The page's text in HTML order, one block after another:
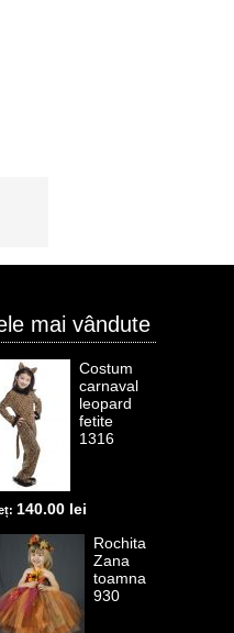
mai vândute
Costum
carnaval
leopard
fetite
1316
140.00 lei
Rochita
Zana
toamna
930